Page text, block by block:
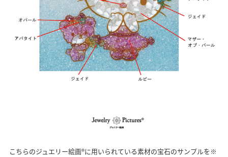
こちらのジュエリー絵画®に用いられている素材の宝石のサンプルを※